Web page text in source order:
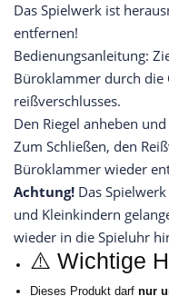
Das Spielwerk ist
entfernen!
Bedienungsanleitung:
Büroklammer durch die
reißverschlusses.
Den Riegel anheben
Zum Schließen, den
Büroklammer wieder
Achtung! Das
und Kleinkindern
wieder in die Spieluhr
⚠️ Wichtige
Dieses Produkt darf nur